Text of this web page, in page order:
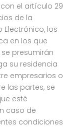
el artículo 29
de la
los
en los que
presumirán
su residencia
empresarios o
las partes, se
esté
caso de
condiciones